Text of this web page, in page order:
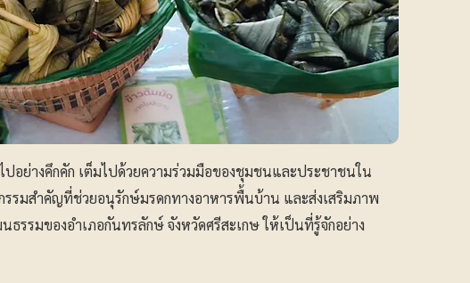
ปอย่างคึกคัก เต็มไปด้วยความร่วมมือของชุมชนและประชาชนใน
รมสำคัญที่ช่วยอนุรักษ์มรดกทางอาหารพื้นบ้าน และส่งเสริมภาพ
ธรรมของอำเภอกันทรลักษ์ จังหวัดศรีสะเกษ ให้เป็นที่รู้จักอย่าง